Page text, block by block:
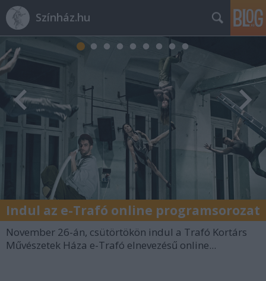
Színház.hu
Indul az e-Trafó online programsorozat
November 26-án, csütörtökön indul a Trafó Kortárs
Művészetek Háza e-Trafó elnevezésű online...